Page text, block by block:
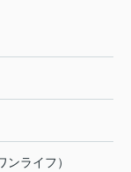
ンライフ）